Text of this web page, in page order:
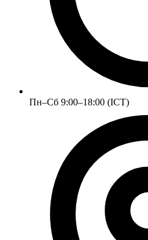
Пн–Сб 9:00–18:00 (ICT)